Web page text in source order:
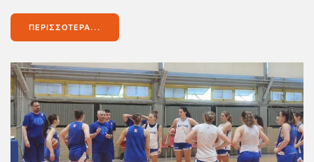
ΠΕΡΙΣΣΌΤΕΡΑ...